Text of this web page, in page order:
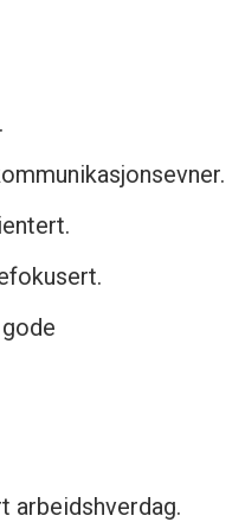
arbeidshverdag.